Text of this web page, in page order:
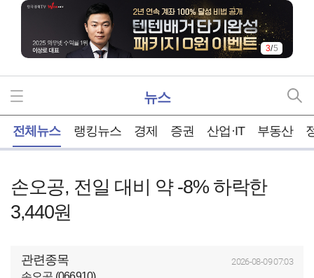
3/5
뉴스
전체뉴스 랭킹뉴스 경제 증권 산업·IT 부동산
손오공, 전일 대비 약 -8% 하락한
3,440원
관련종목 2026-08-09 07:03